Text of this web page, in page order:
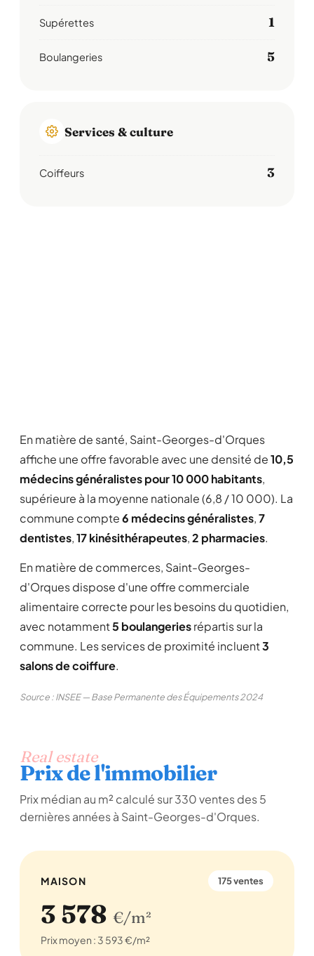
Supérettes 1
Boulangeries 5
Services & culture
Coiffeurs 3
En matière de santé, Saint-Georges-d'Orques
affiche une offre favorable avec une densité de10,5
médecins généralistes pour 10 000 habitants,
supérieure à la moyenne nationale (6,8 / 10 000). La
commune compte6 médecins généralistes,7
dentistes,17 kinésithérapeutes,2 pharmacies.
En matière de commerces, Saint-Georges-
d'Orques dispose d'une offre commerciale
alimentaire correcte pour les besoins du quotidien,
avec notamment5 boulangeriesrépartis sur la
commune. Les services de proximité incluent3
salons de coiffure.
Source : INSEE — Base Permanente des Équipements 2024
Real estate
Prix de l'immobilier
Prix médian au m² calculé sur 330 ventes des 5
dernières années à Saint-Georges-d'Orques.
MAISON 175 ventes
3 578 €/m²
Prix moyen : 3 593 €/m²